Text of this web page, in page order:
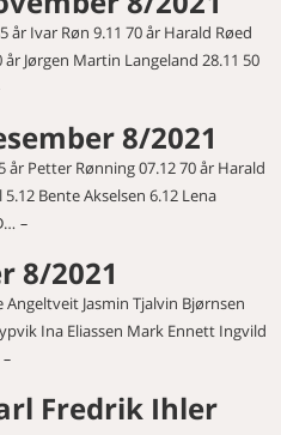
Ivar Røn 9.11 70 år Harald Røed
år Jørgen Martin Langeland 28.11 50
8/2021
Petter Rønning 07.12 70 år Harald
Bente Akselsen 6.12 Lena
8/2021
Jasmin Tjalvin Bjørnsen
Ina Eliassen Mark Ennett Ingvild
Fredrik Ihler